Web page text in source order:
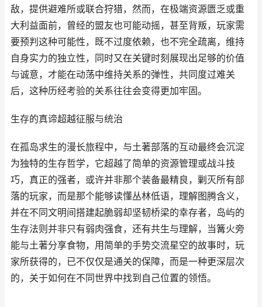
敌，提供避难所或联合狩猎，然而，在极端资源匮乏或重
大利益面前，曾经的盟友也可能动摇，甚至背叛，玩家需
要预判这种可能性，既不过度依赖，也不完全疏离，维持
自身实力的独立性，同时又在关键时刻展现出足够的价值
与诚意，才能在动荡中维持关系的弹性，共同度过难关
后，这种历经考验的关系往往会变得更加牢固。
生存的真谛超越征服与统治
在孤岛求生的漫长旅程中，与土著部落的互动最终会沉淀
为独特的生存哲学，它超越了简单的资源管理或战斗技
巧，真正的强者，或许并非那个装备最精良，剿灭所有部
落的玩家，而是那个能够读懂丛林低语，理解图腾含义，
并在不同文明间搭建起脆弱却坚韧桥梁的幸存者，岛屿的
生存法则并非只有弱肉强食，还有共生与理解，当篝火旁
能与土著分享食物，用简单的手势交流星空的故事时，玩
家所获得的，已不仅仅是通关的保障，而是一种更深层次
的，关于如何在不同世界中找到自己位置的领悟。